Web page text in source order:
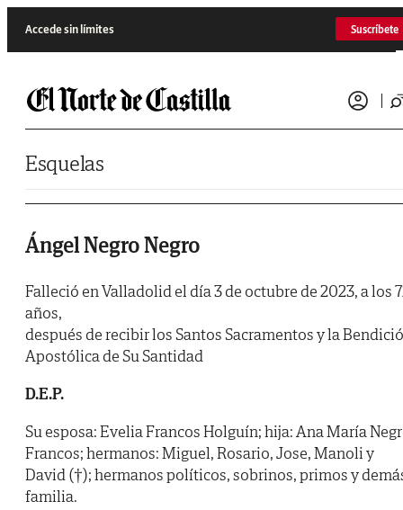
Accede sin límites Suscríbete
Esquelas
Ángel Negro Negro
Falleció en Valladolid el día 3 de octubre de 2023, a los
años,
después de recibir los Santos Sacramentos y la
Apostólica de Su Santidad
D.E.P.
Su esposa: Evelia Francos Holguín; hija: Ana María
Francos; hermanos: Miguel, Rosario, Jose, Manoli y
David (†); hermanos políticos, sobrinos, primos y
familia.